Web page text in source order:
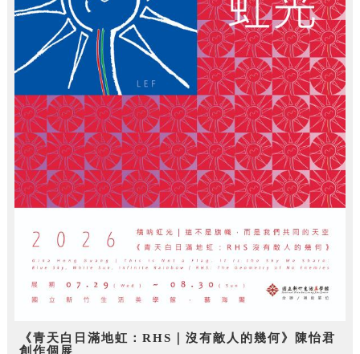
《青天白日滿地虹：RHS｜沒有敵人的幾何》陳怡君
創作個展